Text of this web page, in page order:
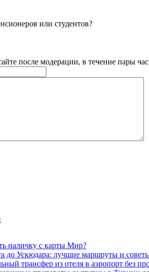
или студентов?
после модерации, в течение пары
наличку с карты Мир?
до Ускюдара: лучшие маршруты и
трансфер из отеля в аэропорт без